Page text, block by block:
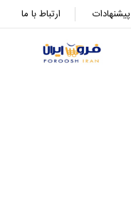
ارتباط با ما پیشنهادات